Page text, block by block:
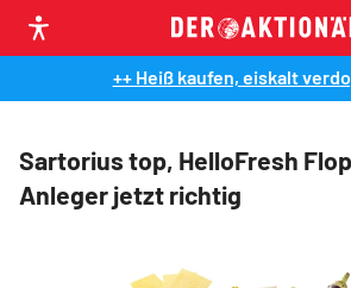
++ Heiß kaufen, eiskalt
Sartorius top, HelloFresh
Anleger jetzt richtig